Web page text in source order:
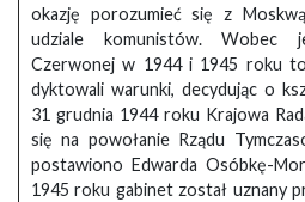
okazję porozumieć się z
udziale komunistów. Wobec
Czerwonej w 1944 i 1945 roku
dyktowali warunki, decydując o
31 grudnia 1944 roku Krajowa
się na powołanie Rządu
postawiono Edwarda Osóbkę-
1945 roku gabinet został uznany